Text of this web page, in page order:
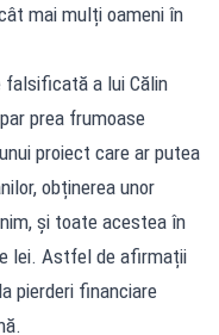
mai mulți oameni în
falsificată a lui Călin
prea frumoase
proiect care ar putea
obținerea unor
și toate acestea în
lei. Astfel de afirmații
pierderi financiare